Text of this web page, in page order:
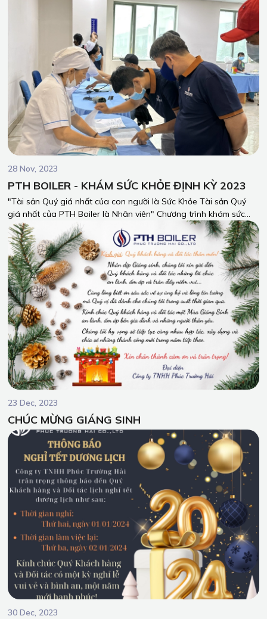
28 Nov, 2023
PTH BOILER - KHÁM SỨC KHỎE ĐỊNH KỲ 2023
"Tài sản Quý giá nhất của con người là Sức Khỏe Tài sản Quý
giá nhất của PTH Boiler là Nhân viên" Chương trình khám sức
khỏe định kỳ cho toàn bộ công nhân viên của PTH Boiler vào
ngày 25/11/2023, tại Bệnh viện Đa Khoa Đồng Nai.
23 Dec, 2023
CHÚC MỪNG GIÁNG SINH
30 Dec, 2023